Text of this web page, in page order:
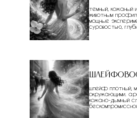
темный,
животным
мощные
суровостью,
шлейф плотный,
окружающими.
кожано-дымный